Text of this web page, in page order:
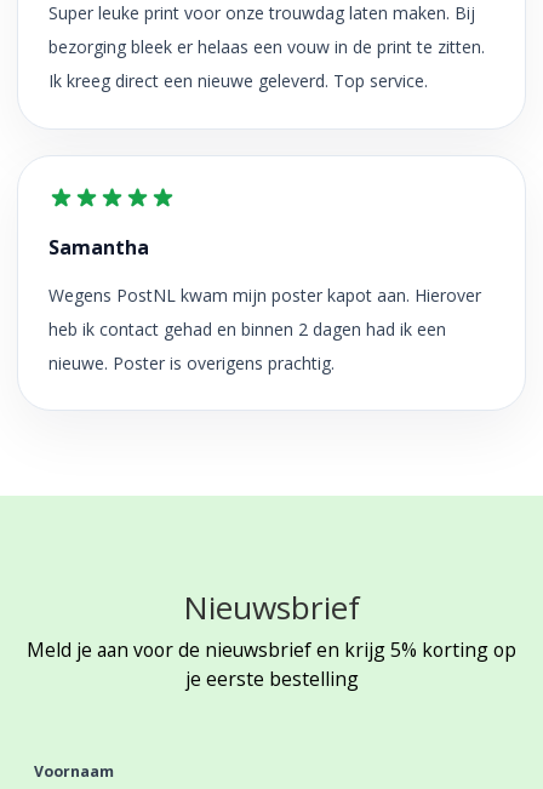
Super leuke print voor onze trouwdag laten maken. Bij
bezorging bleek er helaas een vouw in de print te zitten.
Ik kreeg direct een nieuwe geleverd. Top service.
Samantha
Wegens PostNL kwam mijn poster kapot aan. Hierover
heb ik contact gehad en binnen 2 dagen had ik een
nieuwe. Poster is overigens prachtig.
Nieuwsbrief
Meld je aan voor de nieuwsbrief en krijg 5% korting op
je eerste bestelling
Voornaam